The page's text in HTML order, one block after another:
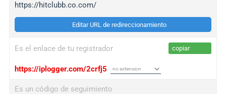
https://hitclubb.co.com/
Editar URL de redireccionamiento
Es el enlace de tu registrador copiar
https://iplogger.com/2crfj5
Es un código de seguimiento